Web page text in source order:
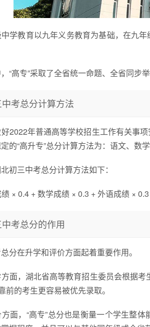
学教育以九年义务教育为基础，在九
“高专”采取了全省统一命题、全省同步
考总分计算方法
2022年普通高等学校招生工作有关事
的“高升专”总分计算方法为：语文、数
初三中考总分计算方法如下：
× 0.4 + 数学成绩 × 0.3 + 外语成绩 × 0.3
考总分的作用
分在升学和评价方面起着重要作用。
面，湖北省高等教育招生委员会根据考
前的考生更容易被优先录取。
面，“高专”总分也是衡量一个学生整